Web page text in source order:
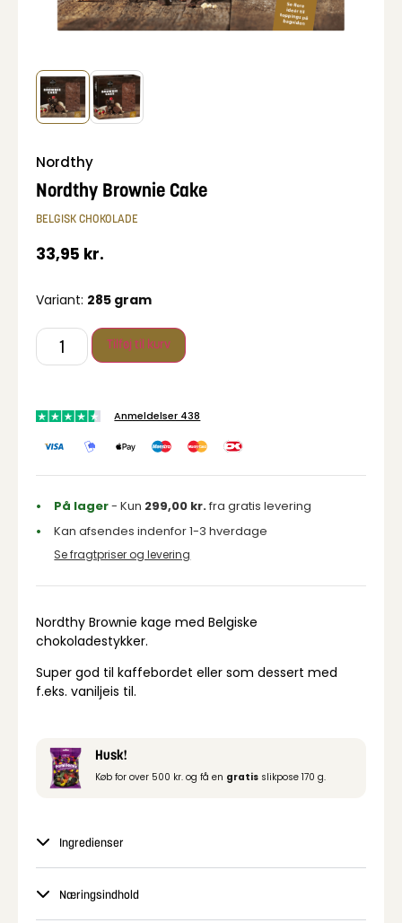
Nordthy
Nordthy Brownie Cake
BELGISK CHOKOLADE
33,95 kr.
Variant: 285 gram
Tilføj til kurv
Anmeldelser 438
På lager- Kun 299,00 kr.fra gratis levering
Kan afsendes indenfor 1-3 hverdage
Se fragtpriser og levering
Nordthy Brownie kage med Belgiske
chokoladestykker.
Super god til kaffebordet eller som dessert med
f.eks. vaniljeis til.
Husk!
Køb for over 500 kr. og få en gratis slikpose 170 g.
Ingredienser
Næringsindhold